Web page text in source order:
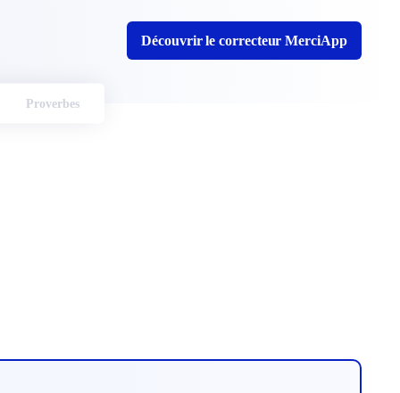
Découvrir le correcteur MerciApp
Proverbes